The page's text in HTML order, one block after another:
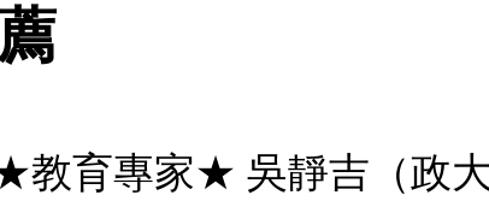
教育專家★ 吳靜吉（政